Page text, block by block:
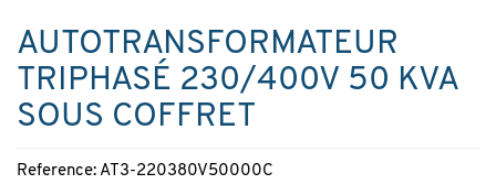
AUTOTRANSFORMATEUR
TRIPHASÉ 230/400V 50 KVA
SOUS COFFRET
Reference: AT3-220380V50000C